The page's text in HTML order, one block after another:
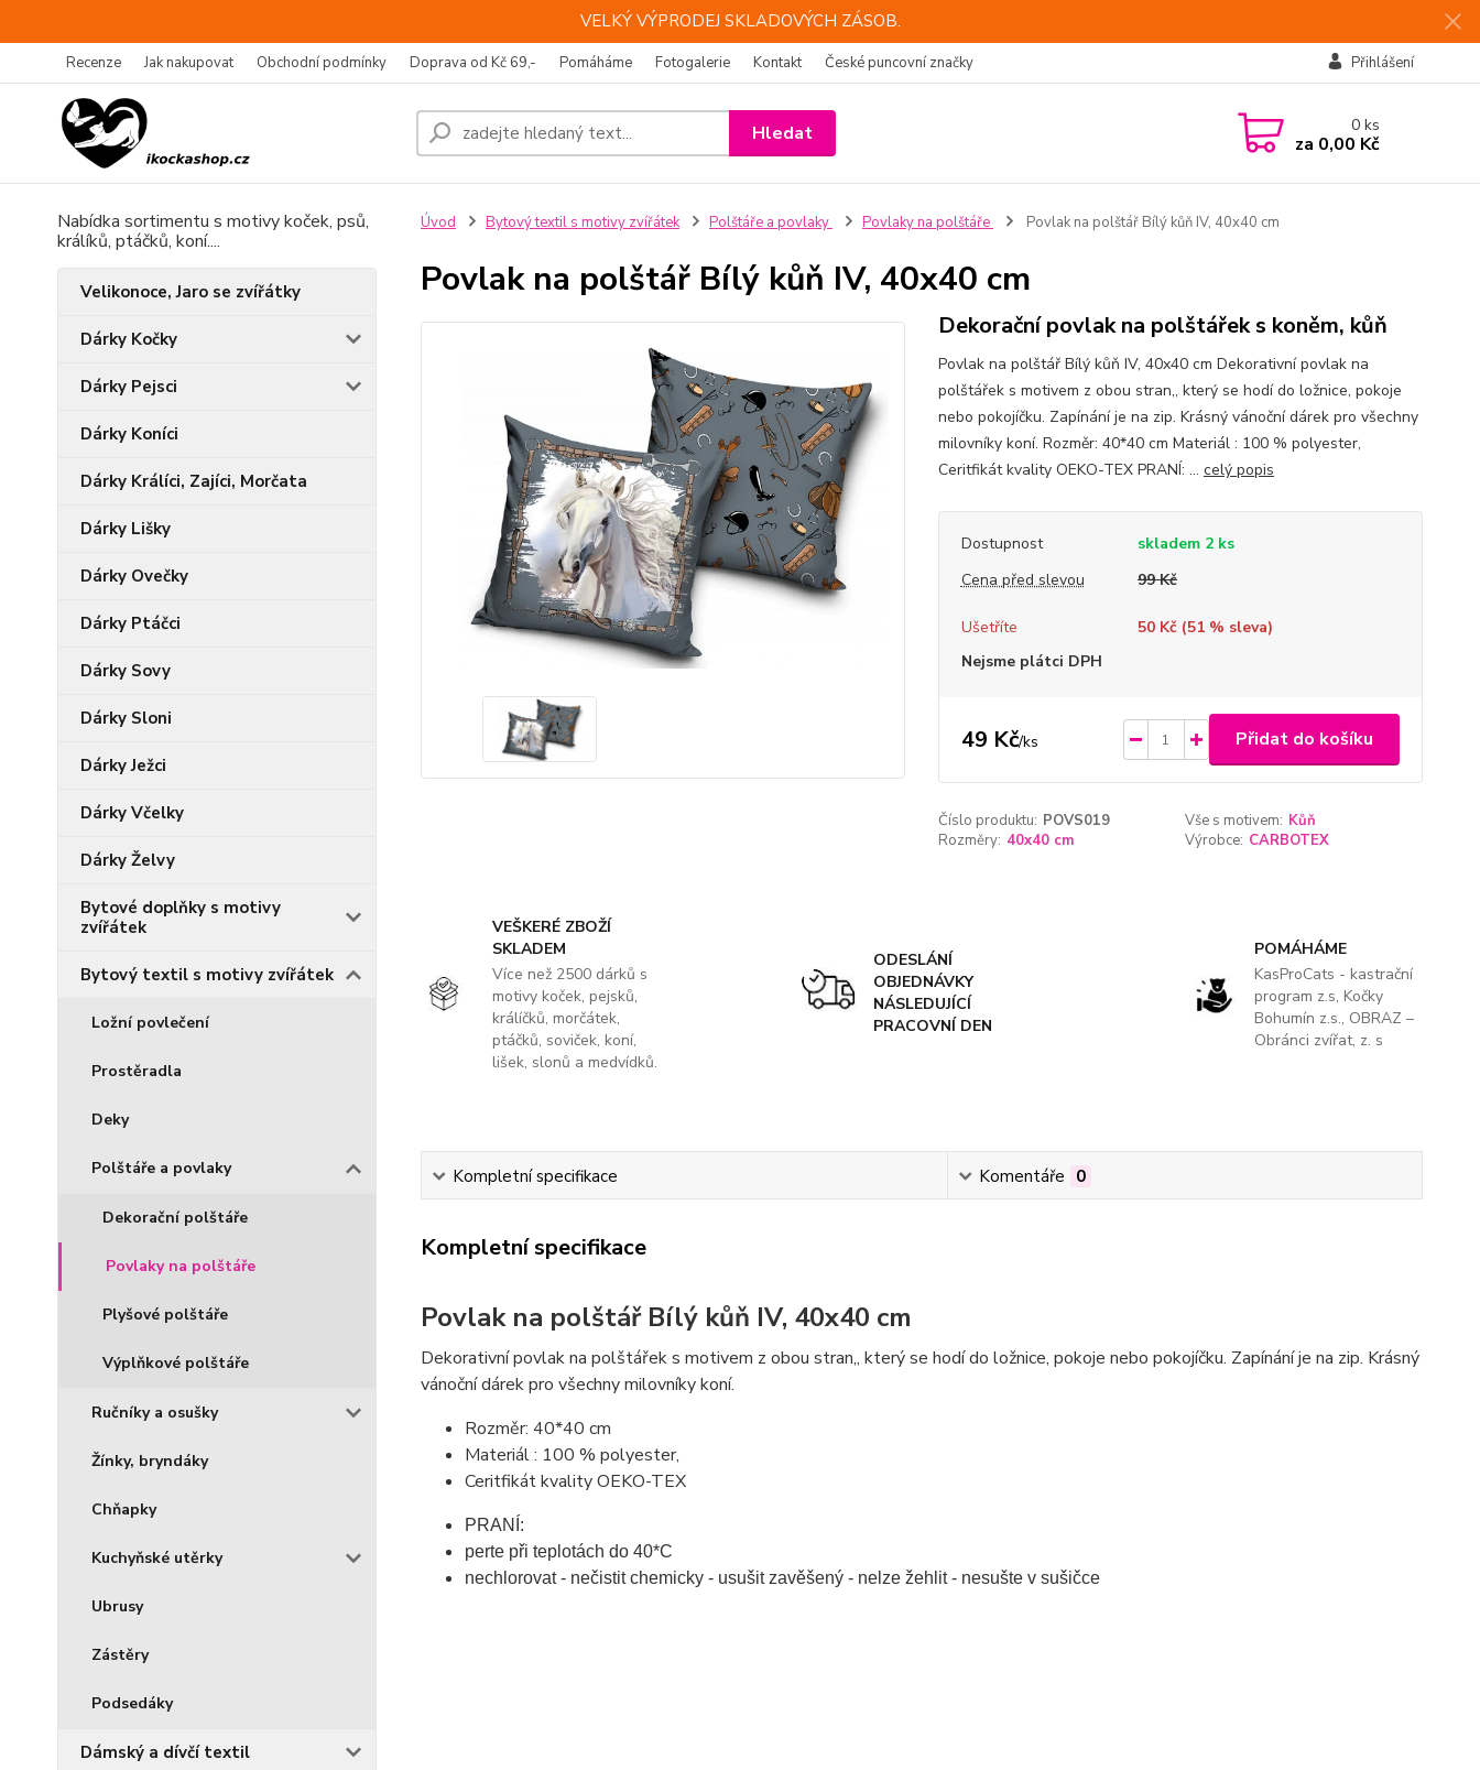
VELKÝ VÝPRODEJ SKLADOVÝCH ZÁSOB.
Recenze Jak nakupovat Obchodní podmínky Doprava od Kč 69,- Pomáháme Fotogalerie Kontakt České puncovní značky Přihlášení
Hledat 0ks
za 0,00 Kč
Nabídka sortimentu s motivy koček, psů,
králíků, ptáčků, koní....
Velikonoce, Jaro se zvířátky
Dárky Kočky
Dárky Pejsci
Dárky Koníci
Dárky Králíci, Zajíci, Morčata
Dárky Lišky
Dárky Ovečky
Dárky Ptáčci
Dárky Sovy
Dárky Sloni
Dárky Ježci
Dárky Včelky
Dárky Želvy
Bytové doplňky s motivy
zvířátek
Bytový textil s motivy zvířátek
Ložní povlečení
Prostěradla
Deky
Polštáře a povlaky
Dekorační polštáře
Povlaky na polštáře
Plyšové polštáře
Výplňkové polštáře
Ručníky a osušky
Žínky, bryndáky
Chňapky
Kuchyňské utěrky
Ubrusy
Zástěry
Podsedáky
Dámský a dívčí textil
Úvod Bytový textil s motivy zvířátek Polštáře a povlaky Povlaky na polštáře Povlak na polštář Bílý kůň IV, 40x40 cm
Povlak na polštář Bílý kůň IV, 40x40 cm
Dekorační povlak na polštářek s koněm, kůň
Povlak na polštář Bílý kůň IV, 40x40 cm Dekorativní povlak na
polštářek s motivem z obou stran,, který se hodí do ložnice, pokoje
nebo pokojíčku. Zapínání je na zip. Krásný vánoční dárek pro všechny
milovníky koní. Rozměr: 40*40 cm Materiál : 100 % polyester,
Ceritfikát kvality OEKO-TEX PRANÍ: ... celý popis
Dostupnost
skladem 2 ks
Cena před slevou
99 Kč
Ušetříte 50 Kč (51% sleva)
Nejsme plátci DPH
49 Kč/ks Přidat do košíku
Číslo produktu: POVS019 Vše s motivem: Kůň
Rozměry: 40x40 cm Výrobce: CARBOTEX
VEŠKERÉ ZBOŽÍ
SKLADEM
Více než 2500 dárků s
motivy koček, pejsků,
králíčků, morčátek,
ptáčků, soviček, koní,
lišek, slonů a medvídků.
ODESLÁNÍ
OBJEDNÁVKY
NÁSLEDUJÍCÍ
PRACOVNÍ DEN
POMÁHÁME
KasProCats - kastrační
program z.s, Kočky
Bohumín z.s., OBRAZ –
Obránci zvířat, z. s
Kompletní specifikace Komentáře 0
Kompletní specifikace
Povlak na polštář Bílý kůň IV, 40x40 cm
Dekorativní povlak na polštářek s motivem z obou stran,, který se hodí do ložnice, pokoje nebo pokojíčku. Zapínání je na zip. Krásný
vánoční dárek pro všechny milovníky koní.
Rozměr: 40*40 cm
Materiál : 100 % polyester,
Ceritfikát kvality OEKO-TEX
PRANÍ:
perte při teplotách do 40*C
nechlorovat - nečistit chemicky - usušit zavěšený - nelze žehlit - nesušte v sušičce